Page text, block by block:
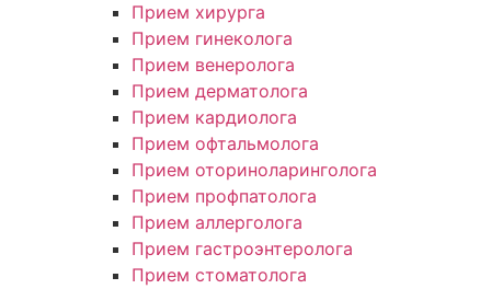
Прием хирурга
Прием гинеколога
Прием венеролога
Прием дерматолога
Прием кардиолога
Прием офтальмолога
Прием оториноларинголога
Прием профпатолога
Прием аллерголога
Прием гастроэнтеролога
Прием стоматолога